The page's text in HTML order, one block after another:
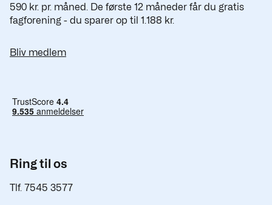
590 kr. pr. måned. De første 12 måneder får du gratis
fagforening - du sparer op til 1.188 kr.
Bliv medlem
Ring til os
Tlf. 7545 3577